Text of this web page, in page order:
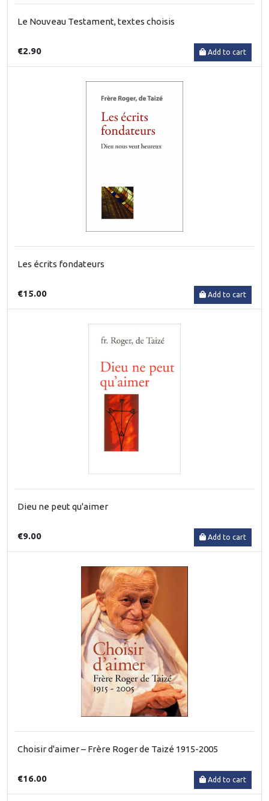
Le Nouveau Testament, textes choisis
€2.90 Add to cart
Les écrits fondateurs
€15.00 Add to cart
Dieu ne peut qu'aimer
€9.00 Add to cart
Choisir d'aimer – Frère Roger de Taizé 1915-2005
€16.00 Add to cart